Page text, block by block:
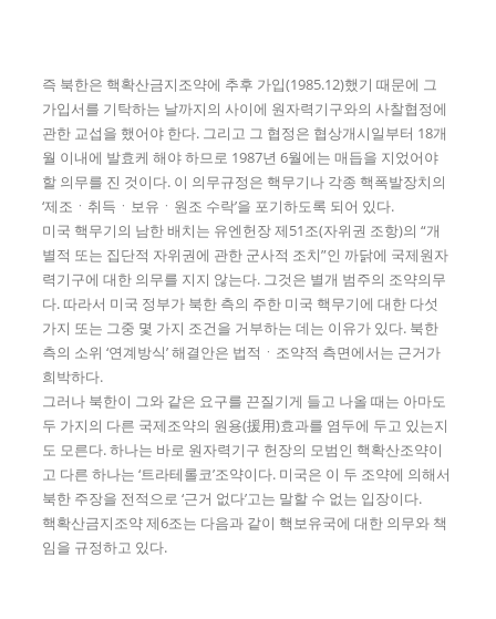
즉 북한은 핵확산금지조약에 추후 가입(1985.12)했기 때문에 그
가입서를 기탁하는 날까지의 사이에 원자력기구와의 사찰협정에
관한 교섭을 했어야 한다. 그리고 그 협정은 협상개시일부터 18개
월 이내에 발효케 해야 하므로 1987년 6월에는 매듭을 지었어야
할 의무를 진 것이다. 이 의무규정은 핵무기나 각종 핵폭발장치의
‘제조ㆍ취득ㆍ보유ㆍ원조 수락’을 포기하도록 되어 있다.
미국 핵무기의 남한 배치는 유엔헌장 제51조(자위권 조항)의 “개
별적 또는 집단적 자위권에 관한 군사적 조치”인 까닭에 국제원자
력기구에 대한 의무를 지지 않는다. 그것은 별개 범주의 조약의무
다. 따라서 미국 정부가 북한 측의 주한 미국 핵무기에 대한 다섯
가지 또는 그중 몇 가지 조건을 거부하는 데는 이유가 있다. 북한
측의 소위 ‘연계방식’ 해결안은 법적ㆍ조약적 측면에서는 근거가
희박하다.
그러나 북한이 그와 같은 요구를 끈질기게 들고 나올 때는 아마도
두 가지의 다른 국제조약의 원용(援用)효과를 염두에 두고 있는지
도 모른다. 하나는 바로 원자력기구 헌장의 모범인 핵확산조약이
고 다른 하나는 ‘트라테롤코’조약이다. 미국은 이 두 조약에 의해서
북한 주장을 전적으로 ‘근거 없다’고는 말할 수 없는 입장이다.
핵확산금지조약 제6조는 다음과 같이 핵보유국에 대한 의무와 책
임을 규정하고 있다.